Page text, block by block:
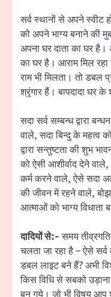
सर्व स्थानों से अपने स्वीट
को अपने भाग्य बनाने की
अपना घर दाता का घर
का घर है। आराम मिल रहा
राम भी मिलता। तो डबल
श्रृंगार हैं। बापदादा घर
सदा सर्व सम्बन्ध द्वारा
वाले, सदा बिन्दु के महत्व
द्वारा सन्तुष्टता की शुभ
को ऐसी आशीर्वाद देने
कर्म करने वाले, ऐसे सदा
की जीवन में रहने वाले,
आत्माओं को भाग्य विधाता
दादियों से:-समय
चलता जा रहा है – ऐसे
डबल लाइट बने हैं? अभी
किस विधि से सबको